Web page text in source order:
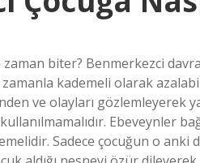
biter? Benmerkezci
kademeli olarak
ve olayları gözlemleyerek
Ebeveynler
Sadece çocuğun o anki